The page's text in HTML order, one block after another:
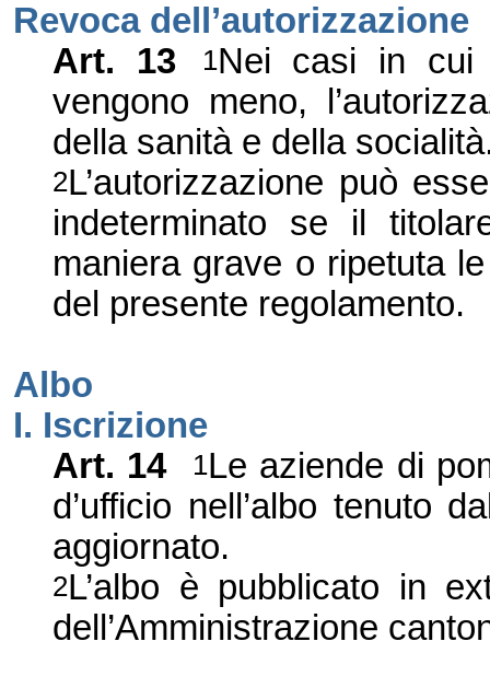
Revoca dell ’autorizzazione
Art. 13
1Nei casi in cui
vengono meno, l ’
della sanità e della
2L’autorizzazione può
indeterminato se il
maniera grave o ripetuta
del presente regolamento.
Albo
I. Iscrizione
Art. 14
1Le aziende di
d’ufficio nell ’albo tenuto
aggiornato.
2L’albo è pubblicato in
dell’Amministrazione